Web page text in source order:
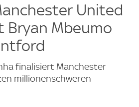
United
Mbeumo
finalisiert Manchester
millionenschweren